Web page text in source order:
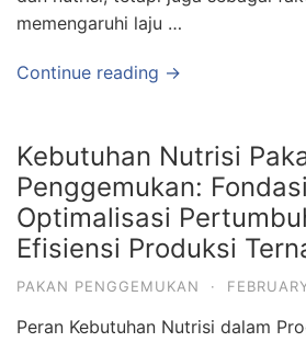
memengaruhi laju …
Continue reading →
Kebutuhan Nutrisi
Penggemukan:
Optimalisasi
Efisiensi Produksi
PAKAN PENGGEMUKAN ·
Peran Kebutuhan Nutrisi dalam